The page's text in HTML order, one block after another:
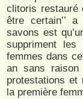
clitoris restauré
être certain’’
savons est
suppriment
femmes dans
an sans raison
protestations et
la première